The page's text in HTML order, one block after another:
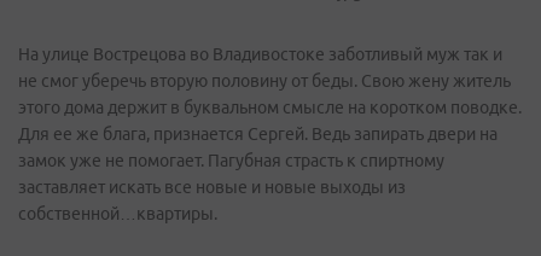
На улице Вострецова во Владивостоке заботливый муж так и
не смог уберечь вторую половину от беды. Свою жену житель
этого дома держит в буквальном смысле на коротком поводке.
Для ее же блага, признается Сергей. Ведь запирать двери на
замок уже не помогает. Пагубная страсть к спиртному
заставляет искать все новые и новые выходы из
собственной…квартиры.